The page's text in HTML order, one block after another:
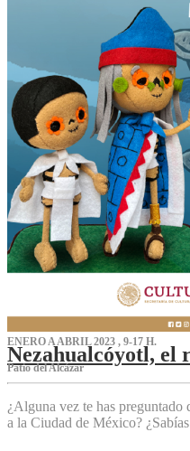
ENERO A ABRIL 2023 , 9-17 H.
Nezahualcóyotl, el
Patio del Alcázar
¿Alguna vez te has preguntado
a la Ciudad de México?